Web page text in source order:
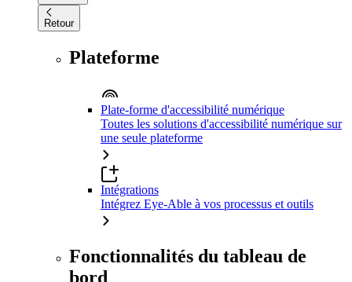
Retour
Plateforme
Plate-forme d'accessibilité numérique
Toutes les solutions d'accessibilité numérique sur
une seule plateforme
Intégrations
Intégrez Eye-Able à vos processus et outils
Fonctionnalités du tableau de
bord